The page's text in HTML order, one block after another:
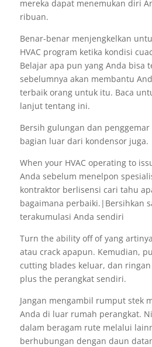
mereka dapat menemukan diri
ribuan.
Benar-benar menjengkelkan
HVAC program ketika kondisi
Belajar apa pun yang Anda bisa
sebelumnya akan membantu
terbaik orang untuk itu. Baca
lanjut tentang ini.
Bersih gulungan dan
bagian luar dari kondensor juga.
When your HVAC operating to
Anda sebelum menelpon
kontraktor berlisensi cari tahu
bagaimana perbaiki.|Bersihkan
terakumulasi Anda sendiri
Turn the ability off of yang
atau crack apapun. Kemudian,
cutting blades keluar, dan
plus the perangkat sendiri.
Jangan mengambil rumput stek
Anda di luar rumah perangkat.
dalam beragam rute melalui
berhubungan dengan daun